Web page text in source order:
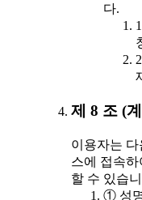
다.
제 8 조 (
이용자는 다
스에 접속
할 수 있습
① 성